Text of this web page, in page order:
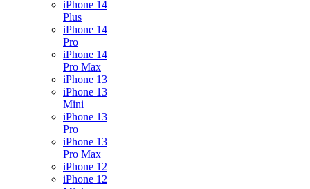
iPhone 14
Plus
iPhone 14
Pro
iPhone 14
Pro Max
iPhone 13
iPhone 13
Mini
iPhone 13
Pro
iPhone 13
Pro Max
iPhone 12
iPhone 12